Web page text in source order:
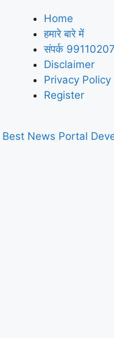
Home
हमारे बारे में
संपर्क
Disclaimer
Privacy Policy
Register
Best News Portal